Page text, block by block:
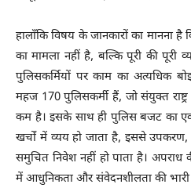
हालाँकि विषय के जानकारों का मानना है
का मामला नहीं है, बल्कि पूरी की पूरी
पुलिसकर्मियों पर काम का अत्यधिक
महज 170 पुलिसकर्मी हैं, जो संयुक्त
कम है। इसके साथ ही पुलिस बजट का
खर्चों में व्यय हो जाता है, इससे
समुचित निवेश नहीं हो पाता है।
में आधुनिकता और संवेदनशीलता की भारी